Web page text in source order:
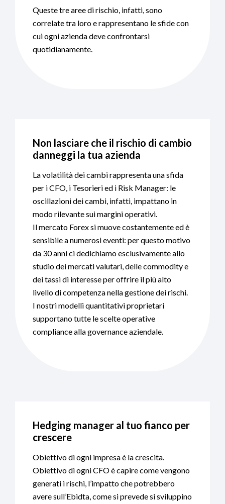
Queste tre aree di rischio, infatti, sono
correlate tra loro e rappresentano le sfide con
cui ogni azienda deve confrontarsi
quotidianamente.
Non lasciare che il rischio di cambio
danneggi la tua azienda
La volatilità dei cambi rappresenta una sfida
per i CFO, i Tesorieri ed i Risk Manager: le
oscillazioni dei cambi, infatti, impattano in
modo rilevante sui margini operativi.
Il mercato Forex si muove costantemente ed è
sensibile a numerosi eventi: per questo motivo
da 30 anni ci dedichiamo esclusivamente allo
studio dei mercati valutari, delle commodity e
dei tassi di interesse per offrire il più alto
livello di competenza nella gestione dei rischi.
I nostri modelli quantitativi proprietari
supportano tutte le scelte operative
compliance alla governance aziendale.
Hedging manager al tuo fianco per
crescere
Obiettivo di ogni impresa è la crescita.
Obiettivo di ogni CFO è capire come vengono
generati i rischi, l’impatto che potrebbero
avere sull’Ebidta, come si prevede si sviluppino